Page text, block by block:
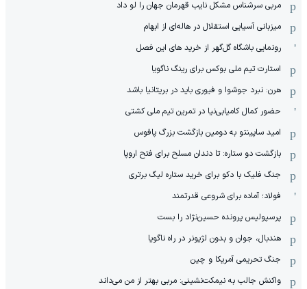
مربی سرشناس مشکل نایب قهرمان جهان را لو داد
میزبانی آسیایی استقلال در هاله‌ای از ابهام
رونمایی باشگاه گل‌گهر از خرید های این فصل
استارت تیم ملی بوکس برای رینگ ناگویا
هرن: نبرد جوشوا و فیوری باید در بریتانیا باشد
حضور کمال کامیابی‌نیا در تمرین تیم ملی کشتی
امید ساپینتو به دومین بازگشت بزرگ پافوس
بازگشت دو ستاره: تا دندان مسلح برای فتح اروپا
جنگ فلیک با دکو برای خرید ستاره لیگ برتری
فولاد؛ آماده برای شروعی قدرتمند
پرسپولیس پرونده حسین‌نژاد را بست
هندبال، جوان و بدون لژیونر در راه ناگویا
جنگ تحریمی آمریکا و چین
واکنش جالب به نیمکت‌نشینی: مربی بهتر از من می‌داند